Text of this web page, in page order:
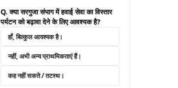
Q. क्या सरगुजा संभाग में हवाई सेवा का विस्तार
पर्यटन को बढ़ावा देने के लिए आवश्यक है?
हाँ, बिल्कुल आवश्यक है।
नहीं, अभी अन्य प्राथमिकताएं हैं।
कह नहीं सकते / तटस्थ।